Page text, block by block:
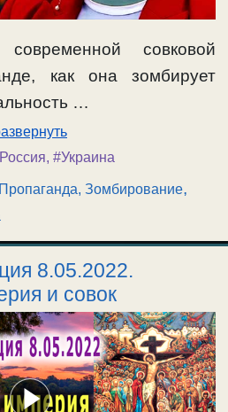
совковой
как она зомбирует
…
, #Украина
Пропаганда, Зомбирование,
8.05.2022.
и совок